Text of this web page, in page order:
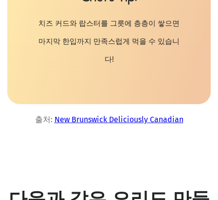
치즈 커드와 랍스터를 그릇에 층층이 쌓으면
마지막 한입까지 만족스럽게 먹을 수 있습니
다!
출처: New Brunswick Deliciously Canadian